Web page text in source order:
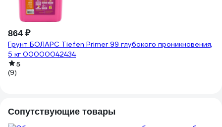
864 ₽
Грунт БОЛАРС Tiefen Primer 99 глубокого проникновения,
5 кг 00000042434
5
(9)
Сопутствующие товары